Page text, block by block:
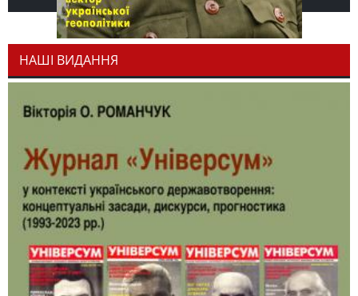
НАШІ ВИДАННЯ